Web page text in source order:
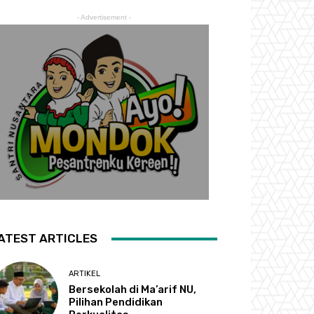
- Advertisement -
ARTICLES
ARTIKEL
Bersekolah di Ma’arif NU,
Pilihan Pendidikan